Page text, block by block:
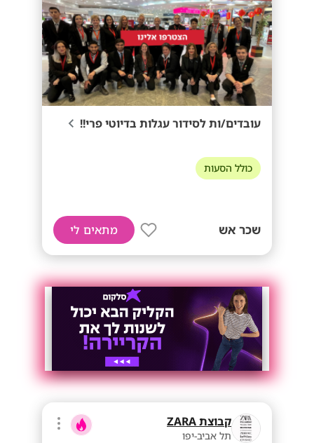
עובדים/ות לסידור עגלות בדיוטי פרי!!
כולל הסעות
שכר אש מתאים לי
קבוצת ZARA
תל אביב-יפו